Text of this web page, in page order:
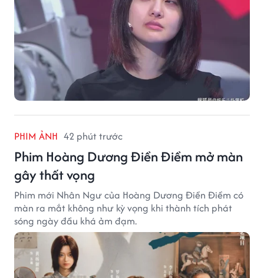
PHIM ẢNH 42 phút trước
Phim Hoàng Dương Điền Điềm mở màn
gây thất vọng
Phim mới Nhân Ngư của Hoàng Dương Điền Điềm có
màn ra mắt không như kỳ vọng khi thành tích phát
sóng ngày đầu khá ảm đạm.